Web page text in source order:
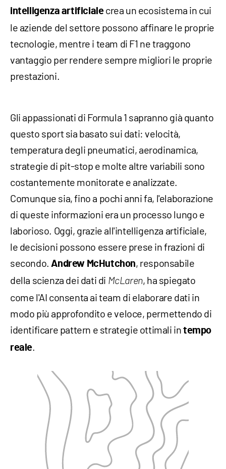
intelligenza artificialecrea un ecosistema in cui
le aziende del settore possono affinare le proprie
tecnologie, mentre i team di F1 ne traggono
vantaggio per rendere sempre migliori le proprie
prestazioni.
Gli appassionati di Formula 1 sapranno già quanto
questo sport sia basato sui dati: velocità,
temperatura degli pneumatici, aerodinamica,
strategie di pit-stop e molte altre variabili sono
costantemente monitorate e analizzate.
Comunque sia, fino a pochi anni fa, l'elaborazione
di queste informazioni era un processo lungo e
laborioso. Oggi, grazie all'intelligenza artificiale,
le decisioni possono essere prese in frazioni di
secondo. Andrew McHutchon, responsabile
della scienza dei dati di McLaren, ha spiegato
come l'AI consenta ai team di elaborare dati in
modo più approfondito e veloce, permettendo di
identificare pattern e strategie ottimali intempo
reale.